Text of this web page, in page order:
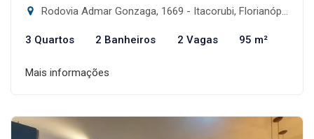
Rodovia Admar Gonzaga, 1669 - Itacorubi, Florianópolis-SC
3 Quartos 2 Banheiros 2 Vagas 95 m²
Mais informações